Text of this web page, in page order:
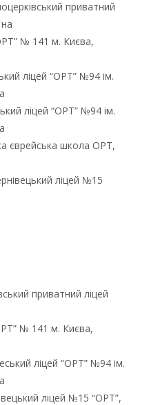
приватний
№ 141 м. Києва,
ліцей “ОРТ” №94 ім.
ліцей “ОРТ” №94 ім.
єврейська школа ОРТ,
ліцей №15
приватний ліцей
№ 141 м. Києва,
ліцей “ОРТ” №94 ім.
ліцей №15 “ОРТ”,